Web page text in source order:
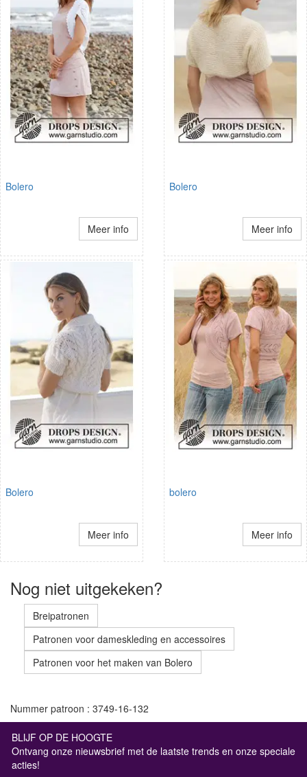
Bolero
Meer info
Bolero
Meer info
Bolero
Meer info
bolero
Meer info
Nog niet uitgekeken?
Breipatronen
Patronen voor dameskleding en accessoires
Patronen voor het maken van Bolero
Nummer patroon : 3749-16-132
BLIJF OP DE HOOGTE
Ontvang onze nieuwsbrief met de laatste trends en onze speciale
acties!